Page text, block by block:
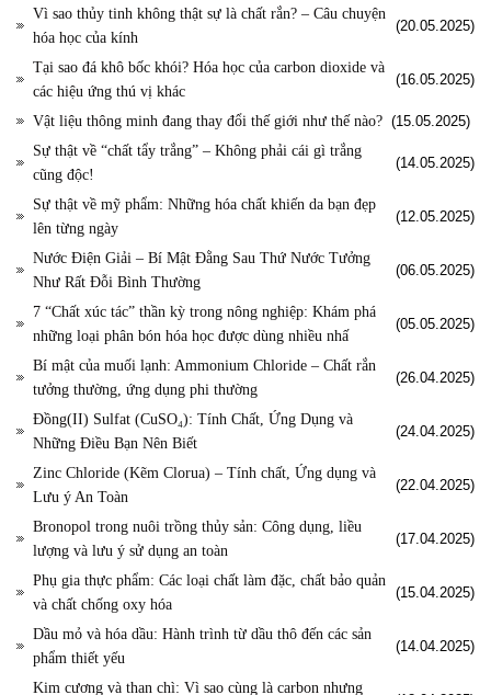
Vì sao thủy tinh không thật sự là chất rắn? – Câu chuyện
hóa học của kính
(20.05.2025)
Tại sao đá khô bốc khói? Hóa học của carbon dioxide và
các hiệu ứng thú vị khác
(16.05.2025)
Vật liệu thông minh đang thay đổi thế giới như thế nào? (15.05.2025)
Sự thật về “chất tẩy trắng” – Không phải cái gì trắng
cũng độc!
(14.05.2025)
Sự thật về mỹ phẩm: Những hóa chất khiến da bạn đẹp
lên từng ngày
(12.05.2025)
Nước Điện Giải – Bí Mật Đằng Sau Thứ Nước Tưởng
Như Rất Đỗi Bình Thường
(06.05.2025)
7 “Chất xúc tác” thần kỳ trong nông nghiệp: Khám phá
những loại phân bón hóa học được dùng nhiều nhấ
(05.05.2025)
Bí mật của muối lạnh: Ammonium Chloride – Chất rắn
tưởng thường, ứng dụng phi thường
(26.04.2025)
Đồng(II) Sulfat (CuSO₄): Tính Chất, Ứng Dụng và
Những Điều Bạn Nên Biết
(24.04.2025)
Zinc Chloride (Kẽm Clorua) – Tính chất, Ứng dụng và
Lưu ý An Toàn
(22.04.2025)
Bronopol trong nuôi trồng thủy sản: Công dụng, liều
lượng và lưu ý sử dụng an toàn
(17.04.2025)
Phụ gia thực phẩm: Các loại chất làm đặc, chất bảo quản
và chất chống oxy hóa
(15.04.2025)
Dầu mỏ và hóa dầu: Hành trình từ dầu thô đến các sản
phẩm thiết yếu
(14.04.2025)
Kim cương và than chì: Vì sao cùng là carbon nhưng